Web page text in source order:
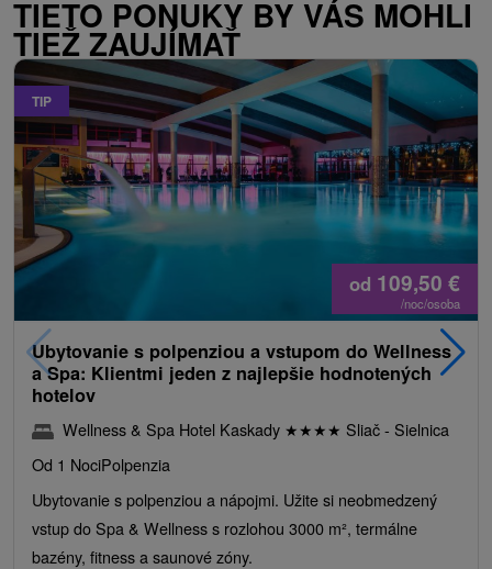
TIETO PONUKY BY VÁS MOHLI
TIEŽ ZAUJÍMAŤ
TIP
od 109,50 €
/noc/osoba
Ubytovanie s polpenziou a vstupom do Wellness
a Spa: Klientmi jeden z najlepšie hodnotených
hotelov
Wellness & Spa Hotel Kaskady ★★★★ Sliač - Sielnica
Od 1 NociPolpenzia
Ubytovanie s polpenziou a nápojmi. Užite si neobmedzený
vstup do Spa & Wellness s rozlohou 3000 m², termálne
bazény, fitness a saunové zóny.